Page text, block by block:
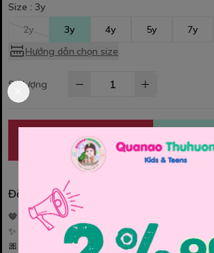
Size : 3y
2y
3y 4y 5y
7y
Hướng dẫn chọn size
Số lượng
MUA NGAY
Đặc điểm nổi bật
🤎👗 Set váy kem chấm bi xinh yêu cho bé
✨ Hoạ tiết chấm bi dễ thương – tông kem cực
🎀 Điểm nhấn chiếc nơ trước ngực, bé mặc vào